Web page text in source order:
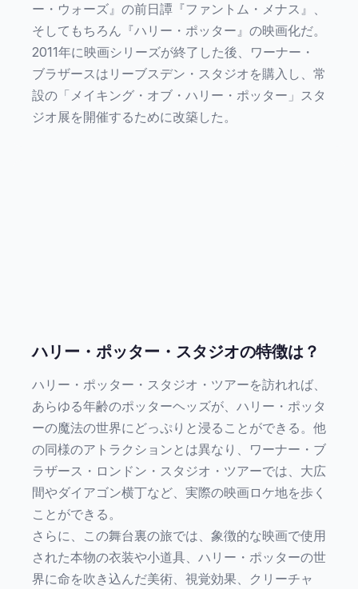
ー・ウォーズ』の前日譚『ファントム・メナス』、
そしてもちろん『ハリー・ポッター』の映画化だ。
2011年に映画シリーズが終了した後、ワーナー・
ブラザースはリーブスデン・スタジオを購入し、常
設の「メイキング・オブ・ハリー・ポッター」スタ
ジオ展を開催するために改築した。
ハリー・ポッター・スタジオの特徴は？
ハリー・ポッター・スタジオ・ツアーを訪れれば、
あらゆる年齢のポッターヘッズが、ハリー・ポッタ
ーの魔法の世界にどっぷりと浸ることができる。他
の同様のアトラクションとは異なり、ワーナー・ブ
ラザース・ロンドン・スタジオ・ツアーでは、大広
間やダイアゴン横丁など、実際の映画ロケ地を歩く
ことができる。
さらに、この舞台裏の旅では、象徴的な映画で使用
された本物の衣装や小道具、ハリー・ポッターの世
界に命を吹き込んだ美術、視覚効果、クリーチャ